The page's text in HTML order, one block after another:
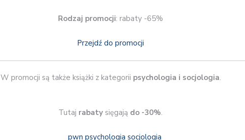
Rodzaj promocji: rabaty -65%
Przejdź do promocji
W promocji są także książki z kategorii psychologia i socjologia.
Tutaj rabaty sięgają do -30%.